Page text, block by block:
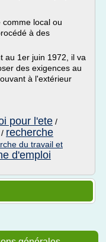
local ou
à des
au 1er juin 1972, il va
des exigences au
à l'extérieur
pour l'ete /
/ recherche
du travail et
d'emploi